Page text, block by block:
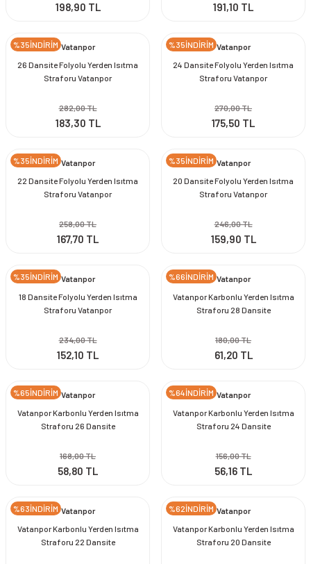
198,90 TL 191,10 TL
%35İNDİRİM Vatanpor
26 Dansite Folyolu Yerden Isıtma
Straforu Vatanpor
282,00 TL
183,30 TL
%35İNDİRİM Vatanpor
24 Dansite Folyolu Yerden Isıtma
Straforu Vatanpor
270,00 TL
175,50 TL
%35İNDİRİM Vatanpor
22 Dansite Folyolu Yerden Isıtma
Straforu Vatanpor
258,00 TL
167,70 TL
%35İNDİRİM Vatanpor
20 Dansite Folyolu Yerden Isıtma
Straforu Vatanpor
246,00 TL
159,90 TL
%35İNDİRİM Vatanpor
18 Dansite Folyolu Yerden Isıtma
Straforu Vatanpor
234,00 TL
152,10 TL
%66İNDİRİM Vatanpor
Vatanpor Karbonlu Yerden Isıtma
Straforu 28 Dansite
180,00 TL
61,20 TL
%65İNDİRİM Vatanpor
Vatanpor Karbonlu Yerden Isıtma
Straforu 26 Dansite
168,00 TL
58,80 TL
%64İNDİRİM Vatanpor
Vatanpor Karbonlu Yerden Isıtma
Straforu 24 Dansite
156,00 TL
56,16 TL
%63İNDİRİM Vatanpor
Vatanpor Karbonlu Yerden Isıtma
Straforu 22 Dansite
%62İNDİRİM Vatanpor
Vatanpor Karbonlu Yerden Isıtma
Straforu 20 Dansite